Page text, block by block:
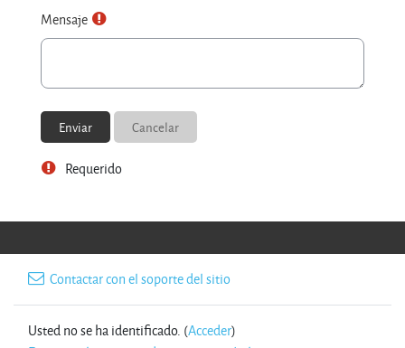
Mensaje
Requerido
Contactar con el soporte del sitio
Usted no se ha identificado. (Acceder)